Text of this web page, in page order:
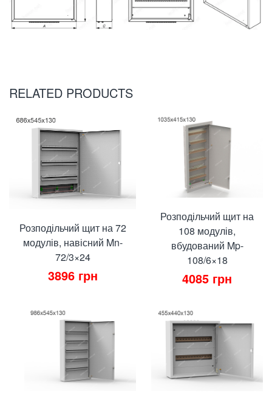
RELATED PRODUCTS
Розподільчий щит на 72
модулів, навісний Mn-
72/3×24
3896 грн
Розподільчий щит на
108 модулів,
вбудований Mp-
108/6×18
4085 грн